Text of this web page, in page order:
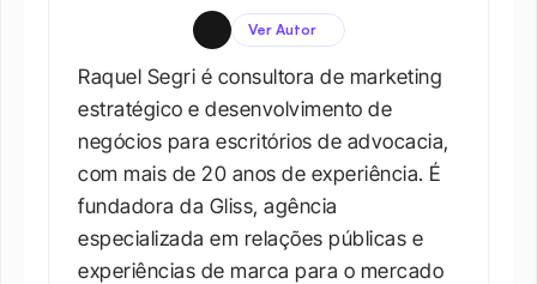
Ver Autor
Raquel Segri é consultora de marketing
estratégico e desenvolvimento de
negócios para escritórios de advocacia,
com mais de 20 anos de experiência. É
fundadora da Gliss, agência
especializada em relações públicas e
experiências de marca para o mercado